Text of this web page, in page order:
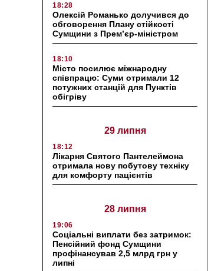
18:28
Олексій Романько долучився до
обговорення Плану стійкості
Сумщини з Прем’єр-міністром
18:10
Місто посилює міжнародну
співпрацю: Суми отримали 12
потужних станцій для Пунктів
обігріву
29 липня
18:12
Лікарня Святого Пантелеймона
отримала нову побутову техніку
для комфорту пацієнтів
28 липня
19:06
Соціальні виплати без затримок:
Пенсійний фонд Сумщини
профінансував 2,5 млрд грн у
липні